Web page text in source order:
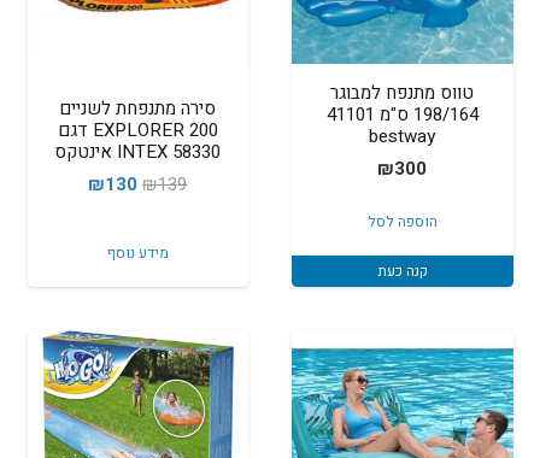
טווס מתנפח למבוגר
198/164 ס"מ 41101
bestway
₪300
הוספה לסל
קנה כעת
סירה מתנפחת לשניים
200 EXPLORER דגם
58330 INTEX אינטקס
₪139
המחיר
היה:
₪130
המחיר
מידע נוסף